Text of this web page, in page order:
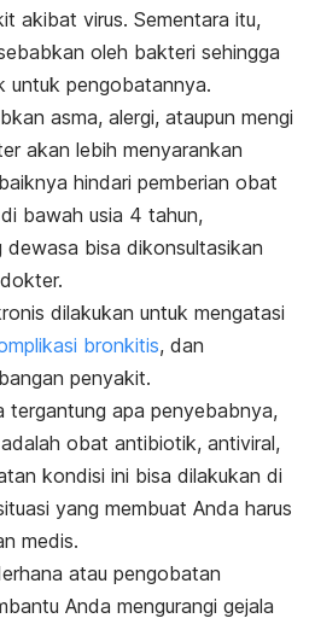
akibat virus. Sementara itu,
oleh bakteri sehingga
untuk pengobatannya.
asma, alergi, ataupun mengi
akan lebih menyarankan
hindari pemberian obat
bawah usia 4 tahun,
bisa dikonsultasikan
dilakukan untuk mengatasi
bronkitis, dan
penyakit.
tergantung apa penyebabnya,
obat antibiotik, antiviral,
kondisi ini bisa dilakukan di
yang membuat Anda harus
medis.
atau pengobatan
Anda mengurangi gejala